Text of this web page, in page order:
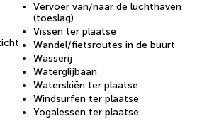
Vervoer van/naar de luchthaven
(toeslag)
Vissen ter plaatse
Wandel/fietsroutes in de buurt
Wasserij
Waterglijbaan
Waterskiën ter plaatse
Windsurfen ter plaatse
Yogalessen ter plaatse